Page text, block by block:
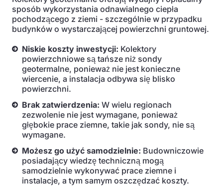
sposób wykorzystania odnawialnego ciepła
pochodzącego z ziemi - szczególnie w przypadku
budynków o wystarczającej powierzchni gruntowej.
Niskie koszty inwestycji: Kolektory
powierzchniowe są tańsze niż sondy
geotermalne, ponieważ nie jest konieczne
wiercenie, a instalacja odbywa się blisko
powierzchni.
Brak zatwierdzenia: W wielu regionach
zezwolenie nie jest wymagane, ponieważ
głębokie prace ziemne, takie jak sondy, nie są
wymagane.
Możesz go użyć samodzielnie: Budowniczowie
posiadający wiedzę techniczną mogą
samodzielnie wykonywać prace ziemne i
instalacje, a tym samym oszczędzać koszty.